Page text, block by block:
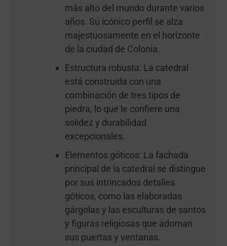
más alto del mundo durante varios
años. Su icónico perfil se alza
majestuosamente en el horizonte
de la ciudad de Colonia.
Estructura robusta: La catedral
está construida con una
combinación de tres tipos de
piedra, lo que le confiere una
solidez y durabilidad
excepcionales.
Elementos góticos: La fachada
principal de la catedral se distingue
por sus intrincados detalles
góticos, como las elaboradas
gárgolas y las esculturas de santos
y figuras religiosas que adornan
sus puertas y ventanas.